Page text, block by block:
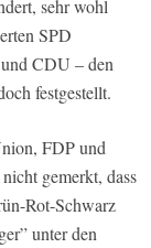
sehr wohl
SPD
CDU – den
festgestellt.
FDP und
gemerkt, dass
Rot-Schwarz
unter den